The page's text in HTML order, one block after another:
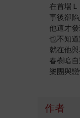
在首場
事後卻陷
他這才發
也不知道
就在他
春樹暗
樂團與
作者